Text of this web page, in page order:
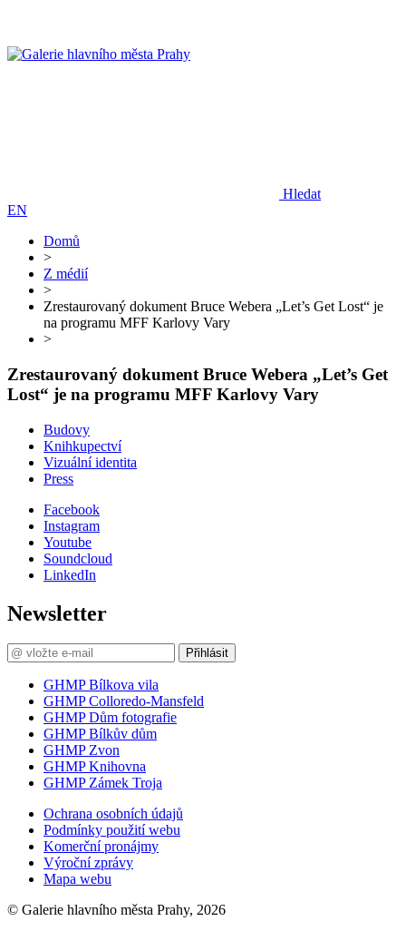
Hledat
EN
Domů
>
Z médií
>
Zrestaurovaný dokument Bruce Webera „Let’s Get Lost“ je
na programu MFF Karlovy Vary
>
Zrestaurovaný dokument Bruce Webera „Let’s Get
Lost“ je na programu MFF Karlovy Vary
Budovy
Knihkupectví
Vizuální identita
Press
Facebook
Instagram
Youtube
Soundcloud
LinkedIn
Newsletter
Přihlásit
GHMP Bílkova vila
GHMP Colloredo-Mansfeld
GHMP Dům fotografie
GHMP Bílkův dům
GHMP Zvon
GHMP Knihovna
GHMP Zámek Troja
Ochrana osobních údajů
Podmínky použití webu
Komerční pronájmy
Výroční zprávy
Mapa webu
© Galerie hlavního města Prahy, 2026